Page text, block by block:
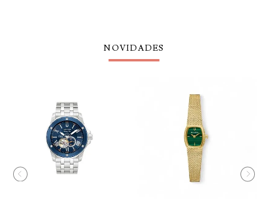
NOVIDADES